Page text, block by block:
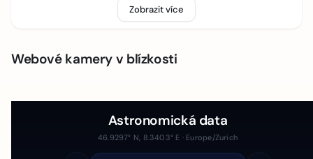
Zobrazit více
Webové kamery v blízkosti
Astronomická data
46.9297° N, 8.3403° E · Europe/Zurich